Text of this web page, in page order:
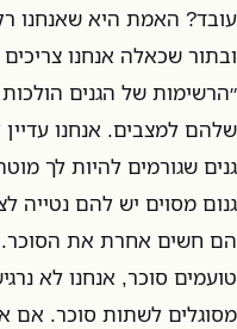
עובד? האמת היא שאנחנו
ובתור שכאלה אנחנו
״הרשימות של הגנים
שלהם למצבים. אנחנו
גנים שגורמים להיות לך
גנום מסוים יש להם נטייה
הם חשים אחרת את הסוכר.
טועמים סוכר, אנחנו לא
מסוגלים לשתות סוכר.